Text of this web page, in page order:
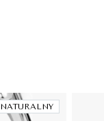
NATURALNY